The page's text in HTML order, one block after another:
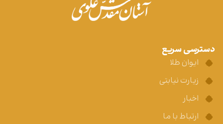
دسترسی سریع
ایوان طلا
زیارت نیابتی
اخبار
ارتباط با ما